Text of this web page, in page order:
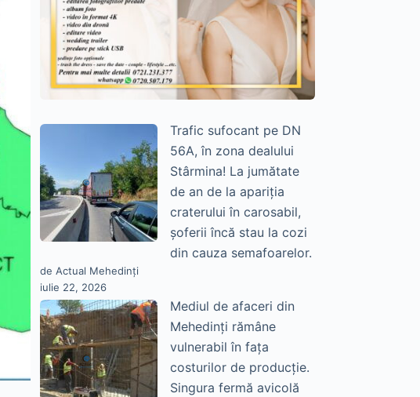
Trafic sufocant pe DN
56A, în zona dealului
Stârmina! La jumătate
de an de la apariția
craterului în carosabil,
șoferii încă stau la cozi
din cauza semafoarelor.
de Actual Mehedinți
iulie 22, 2026
Mediul de afaceri din
Mehedinți rămâne
vulnerabil în fața
costurilor de producție.
Singura fermă avicolă